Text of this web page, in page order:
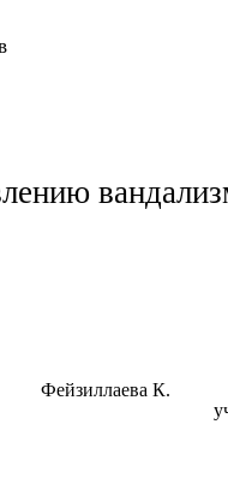
К.